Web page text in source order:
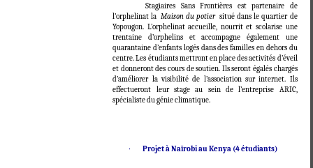
Stagiaires Sans Frontières est partenaire de
l’orphelinat la Maison du potiersitué dans le quartier de
Yopougon. L’orphelinat accueille, nourrit et scolarise une
trentaine d’orphelins et accompagne également une
quarantaine d’enfants logés dans des familles en dehors du
centre. Les étudiants mettront en place des activités d’éveil
et donneront des cours de soutien. Ils seront égalés chargés
d’améliorer la visibilité de l’association sur internet. Ils
effectueront leur stage au sein de l’entreprise ARIC,
spécialiste du génie climatique.
·Projet à Naïrobi au Kenya (4 étudiants)